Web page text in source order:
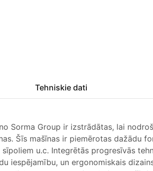
Tehniskie dati
Sorma Group ir izstrādātas, lai
Šīs mašīnas ir piemērotas dažādu
u.c. Integrētās progresīvās
iespējamību, un ergonomiskais